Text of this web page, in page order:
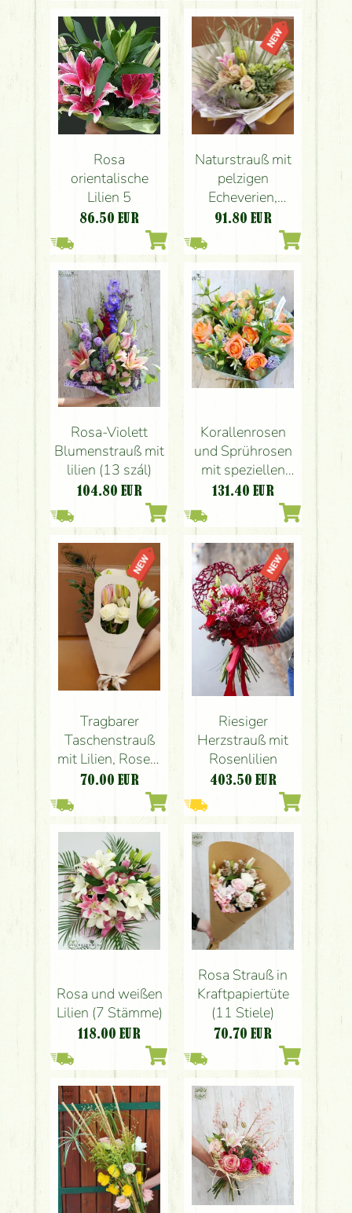
Rosa
orientalische
Lilien 5
86.50 EUR
Naturstrauß mit
pelzigen
Echeverien,
Rosen, Lilien
91.80 EUR
Rosa-Violett
Blumenstrauß mit
lilien (13 szál)
104.80 EUR
Korallenrosen
und Sprührosen
mit speziellen
starrenförmigen
Lilien (21 Sems)
131.40 EUR
Tragbarer
Taschenstrauß
mit Lilien, Rosen,
Pfauenfeder
70.00 EUR
Riesiger
Herzstrauß mit
Rosenlilien
403.50 EUR
Rosa und weißen
Lilien (7 Stämme)
118.00 EUR
Rosa Strauß in
Kraftpapiertüte
(11 Stiele)
70.70 EUR